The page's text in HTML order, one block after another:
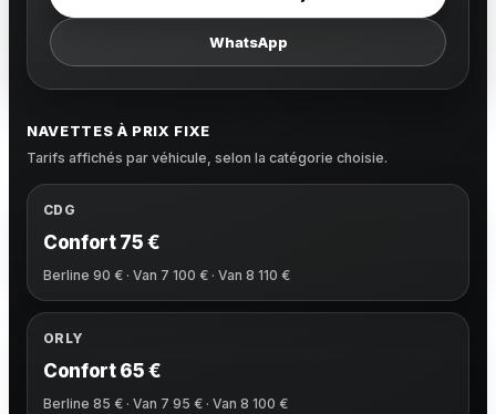
WhatsApp
NAVETTES À PRIX FIXE
Tarifs affichés par véhicule, selon la catégorie choisie.
CDG
Confort 75 €
Berline 90 € · Van 7 100 € · Van 8 110 €
ORLY
Confort 65 €
Berline 85 € · Van 7 95 € · Van 8 100 €